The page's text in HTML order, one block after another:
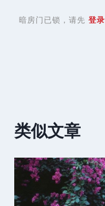
暗房门已锁，请先 登录
类似文章